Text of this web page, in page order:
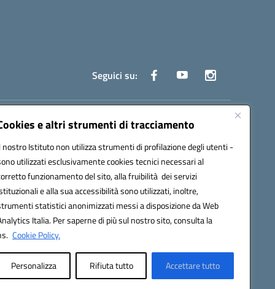
e altri strumenti di tracciamento
nostro Istituto non utilizza strumenti di profilazione degli utenti -
utilizzati esclusivamente cookies tecnici necessari al
funzionamento del sito, alla fruibilità dei servizi
e alla sua accessibilità sono utilizzati, inoltre,
statistici anonimizzati messi a disposizione da Web
Italia. Per saperne di più sul nostro sito, consulta la
Cookie Policy.
Personalizza Rifiuta tutto Accettare tutto
Seguici su:
ufficio: UFOYYV | C.Fisc: 93056740637